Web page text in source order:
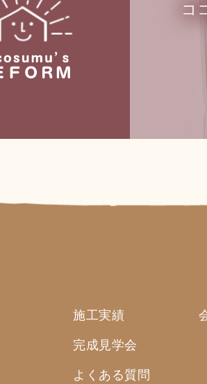
コ
施工実績
完成見学会
よくある質問